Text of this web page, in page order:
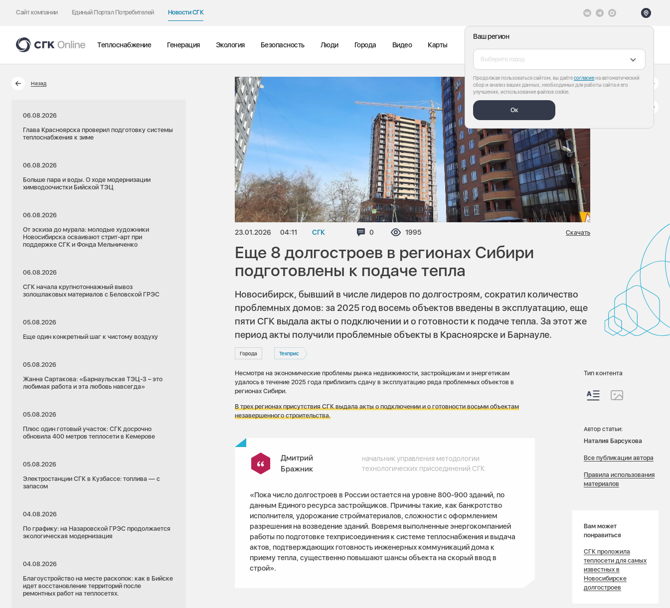
Сайт компании Единый Портал Потребителей Новости СГК
Ваш регион
Выберите город
Продолжая пользоваться сайтом, вы даётесогласиена автоматический
сбор и анализ ваших данных, необходимых для работы сайта и его
улучшения, использование файлов cookie.
Ок
Теплоснабжение Генерация Экология Безопасность Люди Города Видео Карты
Назад
06.08.2026
Глава Красноярска проверил подготовку системы
теплоснабжения к зиме
06.08.2026
Больше пара и воды. О ходе модернизации
химводоочистки Бийской ТЭЦ
06.08.2026
От эскиза до мурала: молодые художники
Новосибирска осваивают стрит-арт при
поддержке СГК и Фонда Мельниченко
06.08.2026
СГК начала крупнотоннажный вывоз
золошлаковых материалов с Беловской ГРЭС
05.08.2026
Еще один конкретный шаг к чистому воздуху
05.08.2026
Жанна Сартакова: «Барнаульская ТЭЦ-3 – это
любимая работа и эта любовь навсегда»
05.08.2026
Плюс один готовый участок: СГК досрочно
обновила 400 метров теплосети в Кемерове
05.08.2026
Электростанции СГК в Кузбассе: топлива — с
запасом
04.08.2026
По графику: на Назаровской ГРЭС продолжается
экологическая модернизация
04.08.2026
Благоустройство на месте раскопок: как в Бийске
идет восстановление территорий после
ремонтных работ на теплосетях.
23.01.2026 04:11 СГК Комментариев:
0 Просмотров:
1995 Скачать
Еще 8 долгостроев в регионах Сибири
подготовлены к подаче тепла
Новосибирск, бывший в числе лидеров по долгостроям, сократил количество
проблемных домов: за 2025 год восемь объектов введены в эксплуатацию, еще
пяти СГК выдала акты о подключении и о готовности к подаче тепла. За этот же
период акты получили проблемные объекты в Красноярске и Барнауле.
Города Техприс
Несмотря на экономические проблемы рынка недвижимости, застройщикам и энергетикам
удалось в течение 2025 года приблизить сдачу в эксплуатацию ряда проблемных объектов в
регионах Сибири.
В трех регионах присутствия СГК выдала акты о подключении и о готовности восьми объектам
незавершенного строительства.
Дмитрий
Бражник
начальник управления методологии
технологических присоединений СГК
«Пока число долгостроев в России остается на уровне 800-900 зданий, по
данным Единого ресурса застройщиков. Причины такие, как банкротство
исполнителя, удорожание стройматериалов, сложности с оформлением
разрешения на возведение зданий. Вовремя выполненные энергокомпанией
работы по подготовке техприсоединения к системе теплоснабжения и выдача
актов, подтверждающих готовность инженерных коммуникаций дома к
приему тепла, существенно повышают шансы объекта на скорый ввод в
строй».
Тип контента
Автор статьи:
Наталия Барсукова
Все публикации автора
Правила использования
материалов
Вам может
понравиться
СГК проложила
теплосети для самых
известных в
Новосибирске
долгостроев